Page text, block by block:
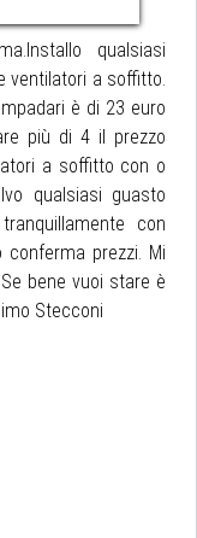
qualsiasi
ventilatori a soffitto.
è di 23 euro
più di 4 il prezzo
a soffitto con o
qualsiasi guasto
con
prezzi. Mi
bene vuoi stare è
Stecconi